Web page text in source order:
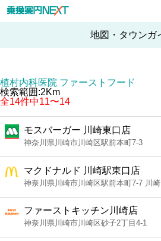
地図・タウンガ
植村内科医院 ファーストフード
検索範囲:2Km
全14件中11〜14
モスバーガー 川崎東口店
神奈川県川崎市川崎区駅前本町7-3
マクドナルド 川崎駅東口店
神奈川県川崎市川崎区駅前本町7-7 川
ファーストキッチン川崎店
神奈川県川崎市川崎区砂子2丁目4-1